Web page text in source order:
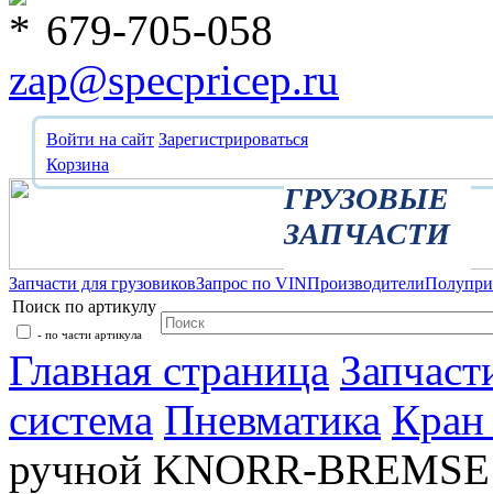
679-705-058
zap@specpricep.ru
Войти на сайт Зарегистрироваться
Корзина
ГРУЗОВЫЕ
ЗАПЧАСТИ
Запчасти для грузовиковЗапрос по VINПроизводители
Поиск по артикулу
- по части артикула
Главная страница
система Пневматика Кран
ручной KNORR-